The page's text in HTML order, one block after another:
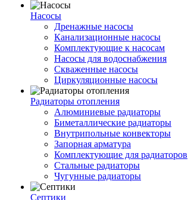
Насосы
Дренажные насосы
Канализационные насосы
Комплектующие к насосам
Насосы для водоснабжения
Скваженные насосы
Циркуляционные насосы
Радиаторы отопления
Алюминиевые радиаторы
Биметаллические радиаторы
Внутрипольные конвекторы
Запорная арматура
Комплектующие для радиаторов
Стальные радиаторы
Чугунные радиаторы
Септики